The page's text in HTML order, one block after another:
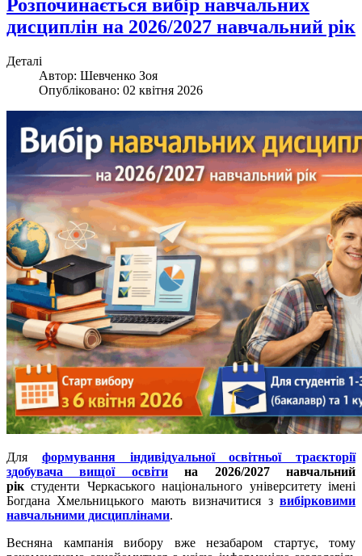
Розпочинається вибір навчальних
дисциплін на 2026/2027 навчальний рік
Деталі
Автор: Шевченко Зоя
Опубліковано: 02 квітня 2026
Для формування індивідуальної освітньої траєкторії
здобувача вищої освіти
на 2026/2027 навчальний
рік студенти Черкаського національного університету імені
Богдана Хмельницького мають визначитися з вибірковими
навчальними дисциплінами.
Весняна кампанія вибору вже незабаром стартує, тому